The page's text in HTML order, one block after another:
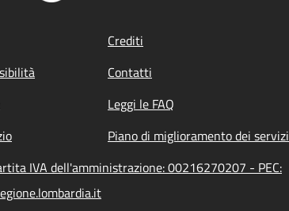
Crediti
Contatti
Leggi le FAQ
Piano di miglioramento dei servizi
IVA dell'amministrazione: 00216270207 - PEC: